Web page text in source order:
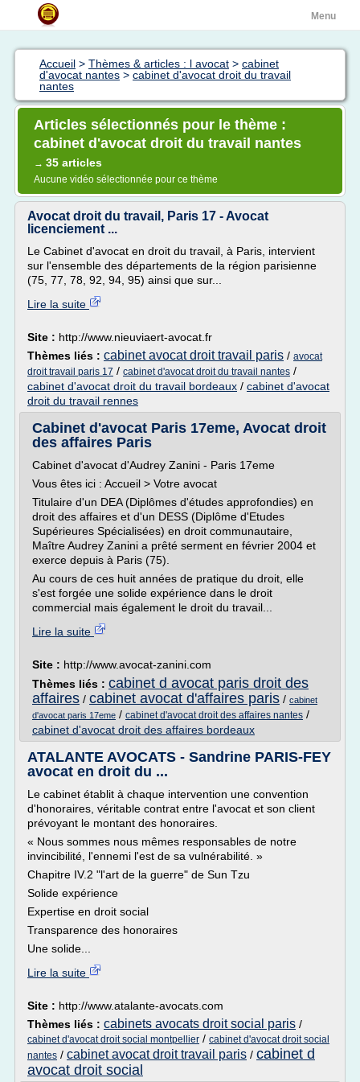
Menu
Accueil > Thèmes & articles : l avocat > cabinet
d'avocat nantes > cabinet d'avocat droit du travail
nantes
Articles sélectionnés pour le thème :
cabinet d'avocat droit du travail nantes
→ 35 articles
Aucune vidéo sélectionnée pour ce thème
Avocat droit du travail, Paris 17 - Avocat
licenciement ...
Le Cabinet d'avocat en droit du travail, à Paris, intervient
sur l'ensemble des départements de la région parisienne
(75, 77, 78, 92, 94, 95) ainsi que sur...
Lire la suite
Site : http://www.nieuviaert-avocat.fr
Thèmes liés : cabinet avocat droit travail paris / avocat
droit travail paris 17 / cabinet d'avocat droit du travail nantes /
cabinet d'avocat droit du travail bordeaux / cabinet d'avocat
droit du travail rennes
Cabinet d'avocat Paris 17eme, Avocat droit
des affaires Paris
Cabinet d'avocat d'Audrey Zanini - Paris 17eme
Vous êtes ici : Accueil > Votre avocat
Titulaire d'un DEA (Diplômes d'études approfondies) en
droit des affaires et d'un DESS (Diplôme d'Etudes
Supérieures Spécialisées) en droit communautaire,
Maître Audrey Zanini a prêté serment en février 2004 et
exerce depuis à Paris (75).
Au cours de ces huit années de pratique du droit, elle
s'est forgée une solide expérience dans le droit
commercial mais également le droit du travail...
Lire la suite
Site : http://www.avocat-zanini.com
Thèmes liés : cabinet d avocat paris droit des
affaires / cabinet avocat d'affaires paris / cabinet
d'avocat paris 17eme / cabinet d'avocat droit des affaires nantes /
cabinet d'avocat droit des affaires bordeaux
ATALANTE AVOCATS - Sandrine PARIS-FEY
avocat en droit du ...
Le cabinet établit à chaque intervention une convention
d'honoraires, véritable contrat entre l'avocat et son client
prévoyant le montant des honoraires.
« Nous sommes nous mêmes responsables de notre
invincibilité, l'ennemi l'est de sa vulnérabilité. »
Chapitre IV.2 "l'art de la guerre" de Sun Tzu
Solide expérience
Expertise en droit social
Transparence des honoraires
Une solide...
Lire la suite
Site : http://www.atalante-avocats.com
Thèmes liés : cabinets avocats droit social paris /
cabinet d'avocat droit social montpellier / cabinet d'avocat droit social
nantes / cabinet avocat droit travail paris / cabinet d
avocat droit social